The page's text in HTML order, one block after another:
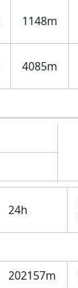
1148m
4085m
24h
202157m